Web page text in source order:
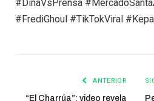
#DinaVsPrensa
#FrediGhoul #TikTokViral
ANTERIOR
“El Charrúa”: video revela